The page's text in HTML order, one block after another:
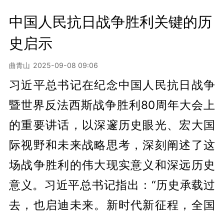
中国人民抗日战争胜利关键的历
史启示
曲青山 2025-09-08 09:06
习近平总书记在纪念中国人民抗日战争
暨世界反法西斯战争胜利80周年大会上
的重要讲话，以深邃历史眼光、宏大国
际视野和未来战略思考，深刻阐述了这
场战争胜利的伟大现实意义和深远历史
意义。习近平总书记指出：“历史承载过
去，也启迪未来。新时代新征程，全国